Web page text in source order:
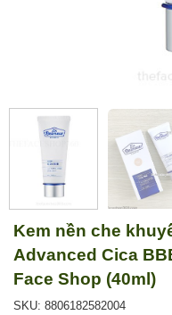
Kem nền che
Advanced Cica
Face Shop (40ml)
SKU: 8806182582004